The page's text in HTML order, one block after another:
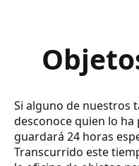
Si alguno de nuestros
desconoce quien lo
guardará 24 horas
Transcurrido este